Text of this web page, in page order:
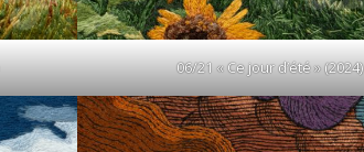
06/21 « Ce jour d’été » (2024)